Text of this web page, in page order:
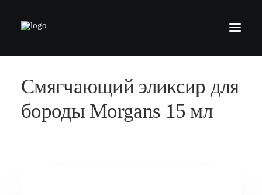
БАРБЕРШОПЫ
УСЛУГИ
Смягчающий эликсир для
бороды Morgans 15 мл